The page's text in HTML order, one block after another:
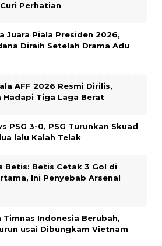
Perhatian
Juara Piala Presiden 2026,
Diraih Setelah Drama Adu
AFF 2026 Resmi Dirilis,
Hadapi Tiga Laga Berat
PSG 3-0, PSG Turunkan Skuad
lalu Kalah Telak
Betis: Betis Cetak 3 Gol di
Ini Penyebab Arsenal
Timnas Indonesia Berubah,
usai Dibungkam Vietnam